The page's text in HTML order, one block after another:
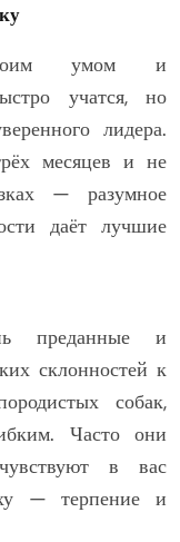
умом и
учатся, но
лидера.
месяцев и не
— разумное
даёт лучшие
преданные и
склонностей к
собак,
Часто они
в вас
— терпение и